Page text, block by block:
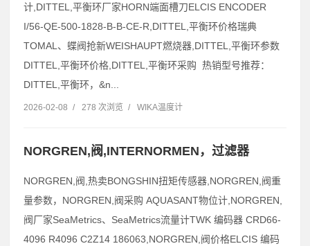
计,DITTEL,平衡环厂家HORN端面槽刀ELCIS ENCODER
I/56-QE-500-1828-B-B-CE-R,DITTEL,平衡环价格瑞典
TOMAL、蝶阀抢新WEISHAUPT燃烧器,DITTEL,平衡环参数
DITTEL,平衡环价格,DITTEL,平衡环采购 热销型号推荐：
DITTEL,平衡环，&n...
2026-02-08 / 278 次浏览 / WIKA温度计
NORGREN,阀,INTERNORMEN，过滤器
NORGREN,阀,热卖BONGSHIN扭矩传感器,NORGREN,阀重
量参数，NORGREN,阀采购 AQUASANT物位计,NORGREN,
阀厂家SeaMetrics、SeaMetrics流量计TWK 编码器 CRD66-
4096 R4096 C2Z14 186063,NORGREN,阀价格ELCIS 编码